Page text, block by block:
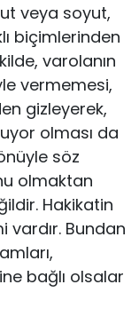
veya soyut,
biçimle­rinden
varolanın
vermemesi,
gizleyerek,
olması da
söz
olmaktan
Hakikatin
vardır. Bundan
bağlı olsalar